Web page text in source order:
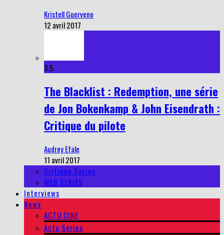
Kristell Guerveno
12 avril 2017
3.5
The Blacklist : Redemption, une série
de Jon Bokenkamp & John Eisendrath :
Critique du pilote
Audrey Efale
11 avril 2017
Critique Series
WEB SERIES
Interviews
News
ACTU CINE
Actu Series